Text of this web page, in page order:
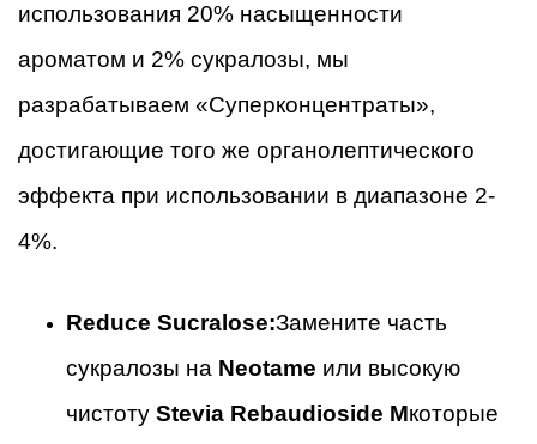
использования 20% насыщенности
ароматом и 2% сукралозы, мы
разрабатываем «Суперконцентраты»,
достигающие того же органолептического
эффекта при использовании в диапазоне 2-
4%.
Reduce Sucralose:Замените часть
сукралозы на Neotame или высокую
чистоту Stevia Rebaudioside Mкоторые